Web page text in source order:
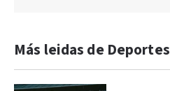
Más leidas de Deportes